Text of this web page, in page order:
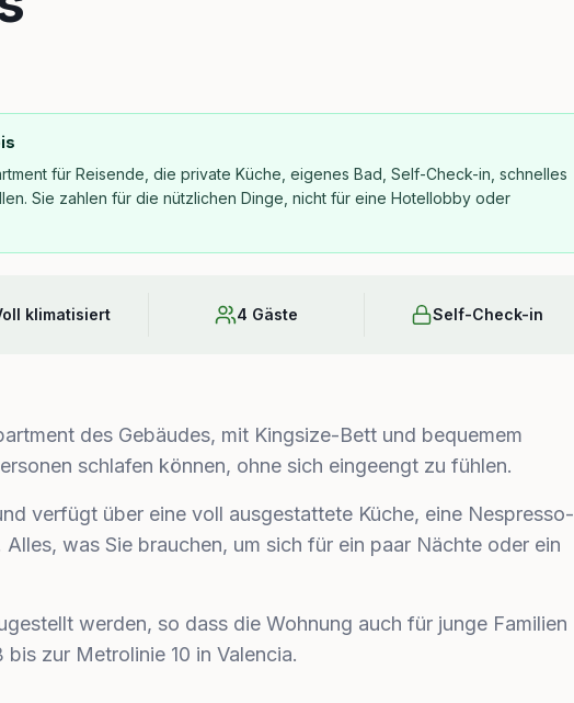
für Reisende, die private Küche, eigenes Bad, Self-Check-in, schnelles
Sie zahlen für die nützlichen Dinge, nicht für eine Hotellobby oder
klimatisiert 4 Gäste Self-Check-in
des Gebäudes, mit Kingsize-Bett und bequemem
schlafen können, ohne sich eingeengt zu fühlen.
verfügt über eine voll ausgestattete Küche, eine Nespresso-
was Sie brauchen, um sich für ein paar Nächte oder ein
werden, so dass die Wohnung auch für junge Familien
zur Metrolinie 10 in Valencia.